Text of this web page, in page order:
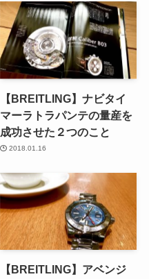
【BREITLING】ナビタイ
マーラトラパンテの量産を
成功させた２つのこと
2018.01.16
【BREITLING】アベンジ